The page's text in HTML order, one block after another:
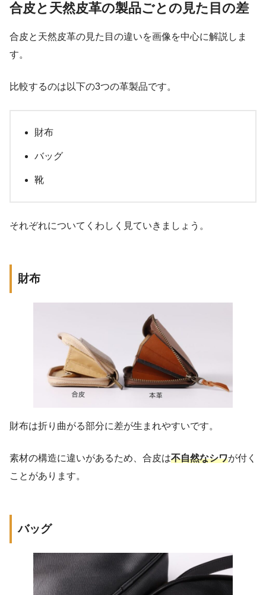
合皮と天然皮革の製品ごとの見た目の差
合皮と天然皮革の見た目の違いを画像を中心に解説しま
す。
比較するのは以下の3つの革製品です。
財布
バッグ
靴
それぞれについてくわしく見ていきましょう。
財布
財布は折り曲がる部分に差が生まれやすいです。
素材の構造に違いがあるため、合皮は不自然なシワが付く
ことがあります。
バッグ